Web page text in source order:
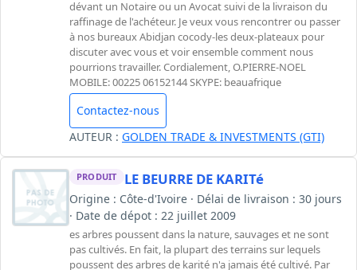
dévant un Notaire ou un Avocat suivi de la livraison du
raffinage de l'achéteur. Je veux vous rencontrer ou passer
à nos bureaux Abidjan cocody-les deux-plateaux pour
discuter avec vous et voir ensemble comment nous
pourrions travailler. Cordialement, O.PIERRE-NOEL
MOBILE: 00225 06152144 SKYPE: beauafrique
Contactez-nous
AUTEUR : GOLDEN TRADE & INVESTMENTS (GTI)
PRODUIT LE BEURRE DE KARITé
Origine : Côte-d'Ivoire · Délai de livraison : 30 jours
· Date de dépot : 22 juillet 2009
es arbres poussent dans la nature, sauvages et ne sont
pas cultivés. En fait, la plupart des terrains sur lequels
poussent des arbres de karité n'a jamais été cultivé. Par